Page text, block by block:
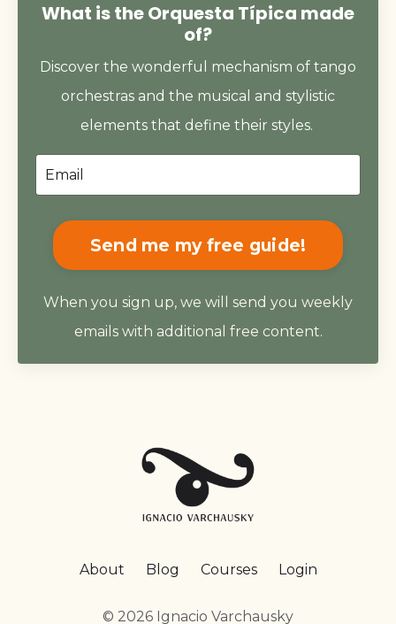
What is the Orquesta Típica made
of?
Discover the wonderful mechanism of tango
orchestras and the musical and stylistic
elements that define their styles.
Send me my free guide!
When you sign up, we will send you weekly
emails with additional free content.
About Blog Courses Login
© 2026 Ignacio Varchausky